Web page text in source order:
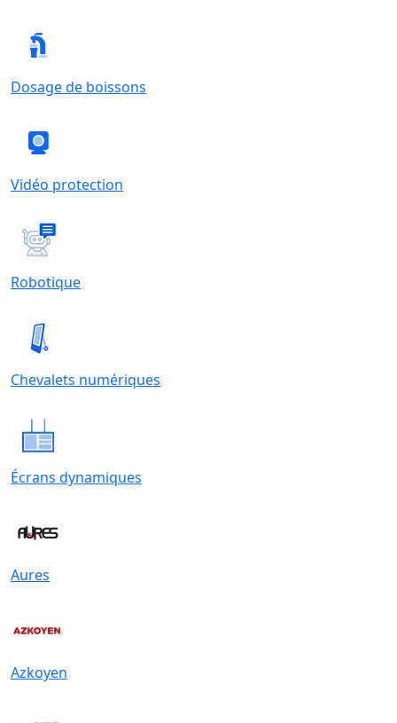
Dosage de boissons
Vidéo protection
Robotique
Chevalets numériques
Écrans dynamiques
Aures
Azkoyen